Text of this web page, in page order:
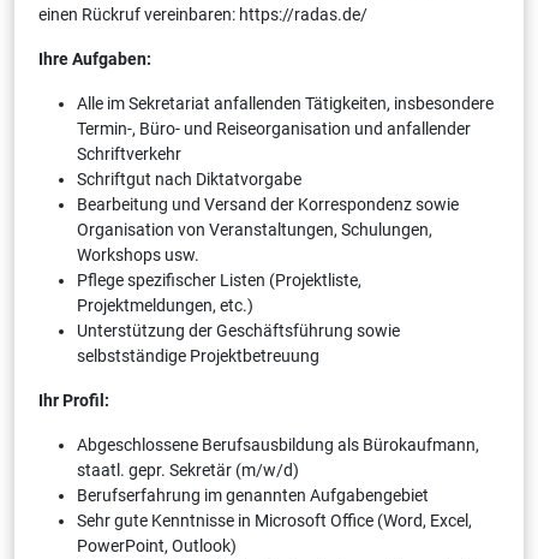
einen Rückruf vereinbaren: https://radas.de/
Ihre Aufgaben:
Alle im Sekretariat anfallenden Tätigkeiten, insbesondere
Termin-, Büro- und Reiseorganisation und anfallender
Schriftverkehr
Schriftgut nach Diktatvorgabe
Bearbeitung und Versand der Korrespondenz sowie
Organisation von Veranstaltungen, Schulungen,
Workshops usw.
Pflege spezifischer Listen (Projektliste,
Projektmeldungen, etc.)
Unterstützung der Geschäftsführung sowie
selbstständige Projektbetreuung
Ihr Profil:
Abgeschlossene Berufsausbildung als Bürokaufmann,
staatl. gepr. Sekretär (m/w/d)
Berufserfahrung im genannten Aufgabengebiet
Sehr gute Kenntnisse in Microsoft Office (Word, Excel,
PowerPoint, Outlook)